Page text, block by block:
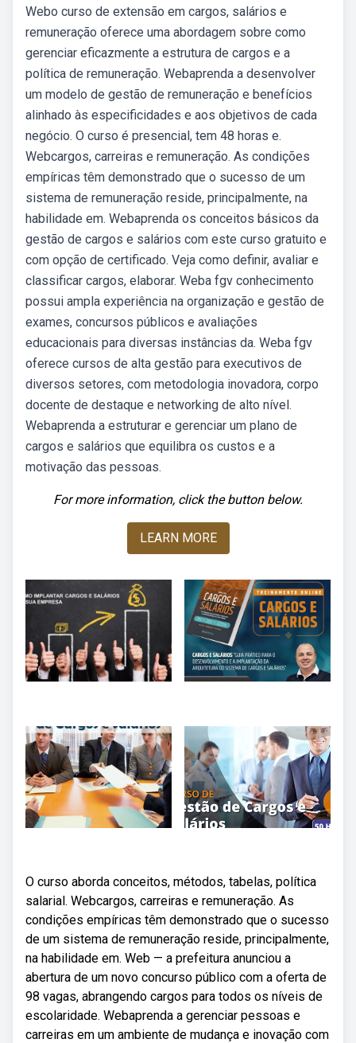
Webo curso de extensão em cargos, salários e
remuneração oferece uma abordagem sobre como
gerenciar eficazmente a estrutura de cargos e a
política de remuneração. Webaprenda a desenvolver
um modelo de gestão de remuneração e benefícios
alinhado às especificidades e aos objetivos de cada
negócio. O curso é presencial, tem 48 horas e.
Webcargos, carreiras e remuneração. As condições
empíricas têm demonstrado que o sucesso de um
sistema de remuneração reside, principalmente, na
habilidade em. Webaprenda os conceitos básicos da
gestão de cargos e salários com este curso gratuito e
com opção de certificado. Veja como definir, avaliar e
classificar cargos, elaborar. Weba fgv conhecimento
possui ampla experiência na organização e gestão de
exames, concursos públicos e avaliações
educacionais para diversas instâncias da. Weba fgv
oferece cursos de alta gestão para executivos de
diversos setores, com metodologia inovadora, corpo
docente de destaque e networking de alto nível.
Webaprenda a estruturar e gerenciar um plano de
cargos e salários que equilibra os custos e a
motivação das pessoas.
For more information, click the button below.
LEARN MORE
O curso aborda conceitos, métodos, tabelas, política
salarial. Webcargos, carreiras e remuneração. As
condições empíricas têm demonstrado que o sucesso
de um sistema de remuneração reside, principalmente,
na habilidade em. Web — a prefeitura anunciou a
abertura de um novo concurso público com a oferta de
98 vagas, abrangendo cargos para todos os níveis de
escolaridade. Webaprenda a gerenciar pessoas e
carreiras em um ambiente de mudança e inovação com